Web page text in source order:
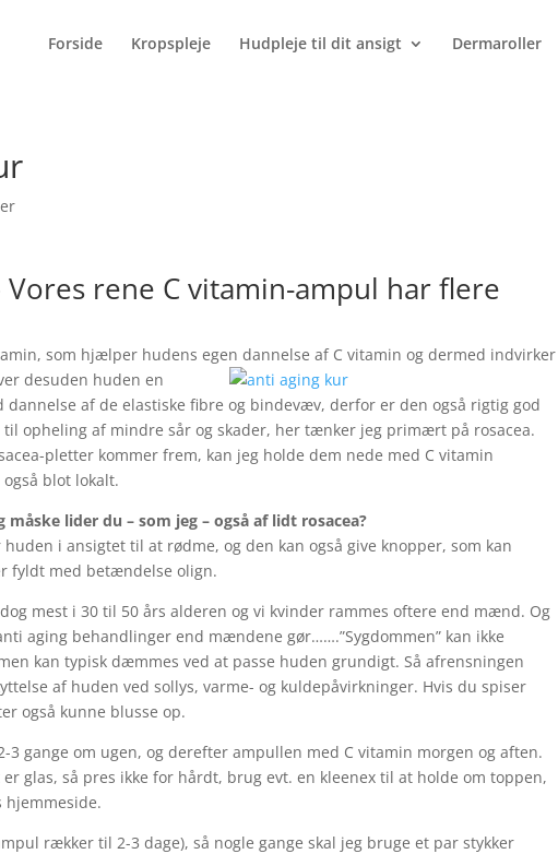
Forside Kropspleje Hudpleje til dit ansigt Dermaroller
rene C vitamin-ampul har flere
som hjælper hudens egen dannelse af C vitamin og dermed indvirker
desuden huden en
af de elastiske fibre og bindevæv, derfor er den også rigtig god
opheling af mindre sår og skader, her tænker jeg primært på rosacea.
pletter kommer frem, kan jeg holde dem nede med C vitamin
blot lokalt.
lider du – som jeg – også af lidt rosacea?
i ansigtet til at rødme, og den kan også give knopper, som kan
fyldt med betændelse olign.
mest i 30 til 50 års alderen og vi kvinder rammes oftere end mænd. Og
aging behandlinger end mændene gør…….”Sygdommen” kan ikke
kan typisk dæmmes ved at passe huden grundigt. Så afrensningen
af huden ved sollys, varme- og kuldepåvirkninger. Hvis du spiser
også kunne blusse op.
gange om ugen, og derefter ampullen med C vitamin morgen og aften.
glas, så pres ikke for hårdt, brug evt. en kleenex til at holde om toppen,
hjemmeside.
rækker til 2-3 dage), så nogle gange skal jeg bruge et par stykker